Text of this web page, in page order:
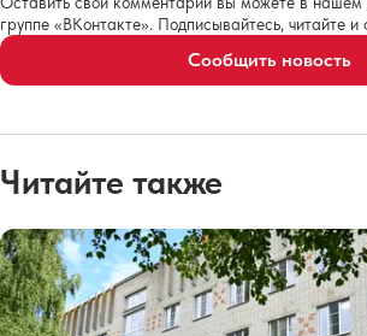
группе «ВКонтакте». Подписывайтесь, читайте и
Сообщить новость
Читайте также